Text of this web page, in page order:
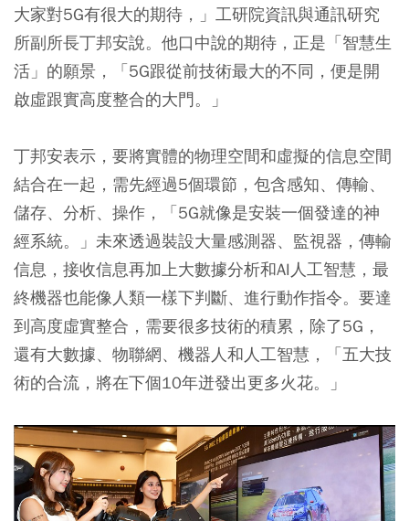
大家對5G有很大的期待，」工研院資訊與通訊研究
所副所長丁邦安說。他口中說的期待，正是「智慧生
活」的願景，「5G跟從前技術最大的不同，便是開
啟虛跟實高度整合的大門。」
丁邦安表示，要將實體的物理空間和虛擬的信息空間
結合在一起，需先經過5個環節，包含感知、傳輸、
儲存、分析、操作，「5G就像是安裝一個發達的神
經系統。」未來透過裝設大量感測器、監視器，傳輸
信息，接收信息再加上大數據分析和AI人工智慧，最
終機器也能像人類一樣下判斷、進行動作指令。要達
到高度虛實整合，需要很多技術的積累，除了5G，
還有大數據、物聯網、機器人和人工智慧，「五大技
術的合流，將在下個10年迸發出更多火花。」